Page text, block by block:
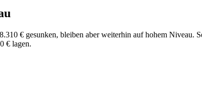
€ gesunken, bleiben aber weiterhin auf hohem Niveau.
€ lagen.